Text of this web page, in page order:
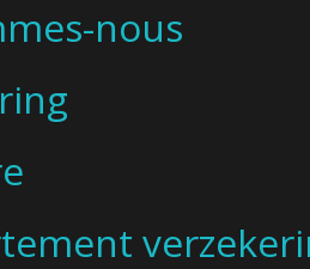
nous